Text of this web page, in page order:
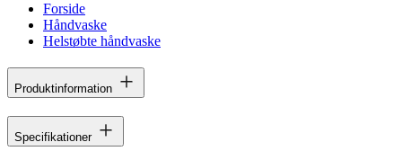
Forside
Håndvaske
Helstøbte håndvaske
Produktinformation
Specifikationer